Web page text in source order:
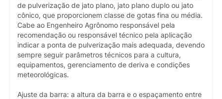
de pulverização de jato plano, jato plano duplo ou jato
cônico, que proporcionem classe de gotas fina ou média.
Cabe ao Engenheiro Agrônomo responsável pela
recomendação ou responsável técnico pela aplicação
indicar a ponta de pulverização mais adequada, devendo
sempre seguir parâmetros técnicos para a cultura,
equipamentos, gerenciamento de deriva e condições
meteorológicas.
Ajuste da barra: a altura da barra e o espaçamento entre